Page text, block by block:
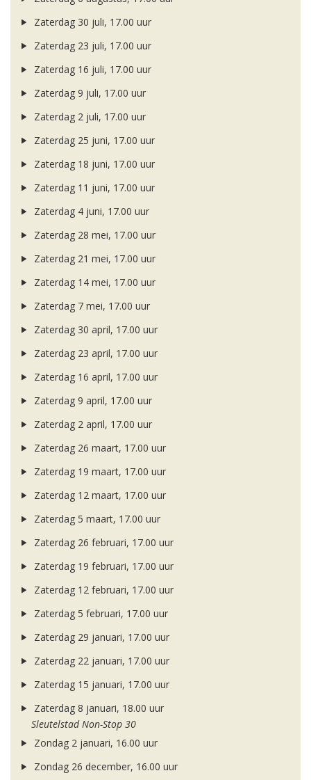
Zaterdag 30 juli, 17.00 uur
Zaterdag 23 juli, 17.00 uur
Zaterdag 16 juli, 17.00 uur
Zaterdag 9 juli, 17.00 uur
Zaterdag 2 juli, 17.00 uur
Zaterdag 25 juni, 17.00 uur
Zaterdag 18 juni, 17.00 uur
Zaterdag 11 juni, 17.00 uur
Zaterdag 4 juni, 17.00 uur
Zaterdag 28 mei, 17.00 uur
Zaterdag 21 mei, 17.00 uur
Zaterdag 14 mei, 17.00 uur
Zaterdag 7 mei, 17.00 uur
Zaterdag 30 april, 17.00 uur
Zaterdag 23 april, 17.00 uur
Zaterdag 16 april, 17.00 uur
Zaterdag 9 april, 17.00 uur
Zaterdag 2 april, 17.00 uur
Zaterdag 26 maart, 17.00 uur
Zaterdag 19 maart, 17.00 uur
Zaterdag 12 maart, 17.00 uur
Zaterdag 5 maart, 17.00 uur
Zaterdag 26 februari, 17.00 uur
Zaterdag 19 februari, 17.00 uur
Zaterdag 12 februari, 17.00 uur
Zaterdag 5 februari, 17.00 uur
Zaterdag 29 januari, 17.00 uur
Zaterdag 22 januari, 17.00 uur
Zaterdag 15 januari, 17.00 uur
Zaterdag 8 januari, 18.00 uur
Sleutelstad Non-Stop 30
Zondag 2 januari, 16.00 uur
Zondag 26 december, 16.00 uur